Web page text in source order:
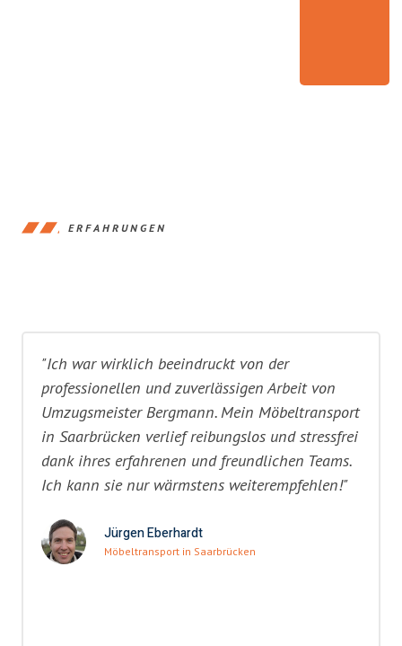
ERFAHRUNGEN
"Ich war wirklich beeindruckt von der
professionellen und zuverlässigen Arbeit von
Umzugsmeister Bergmann. Mein Möbeltransport
in Saarbrücken verlief reibungslos und stressfrei
dank ihres erfahrenen und freundlichen Teams.
Ich kann sie nur wärmstens weiterempfehlen!"
Jürgen Eberhardt
Möbeltransport in Saarbrücken